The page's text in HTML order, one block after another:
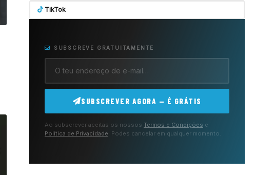
TikTok
SUBSCREVE GRATUITAMENTE
SUBSCREVER AGORA — É GRÁTIS
Ao subscrever aceitas os nossos Termos e Condições e
Política de Privacidade . Podes cancelar em qualquer momento.